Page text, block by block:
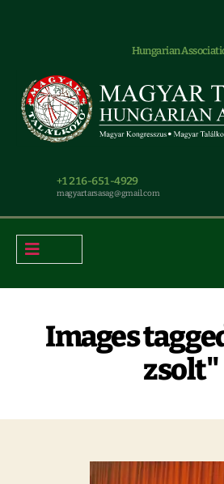
Hungarian
+1 216-651-4929
magyar.tarsasag@gmail.com
Images
zsolt"